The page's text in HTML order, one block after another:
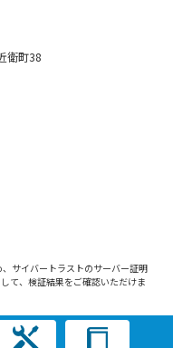
衛町38
サイバートラストのサーバー証明
て、検証結果をご確認いただけま